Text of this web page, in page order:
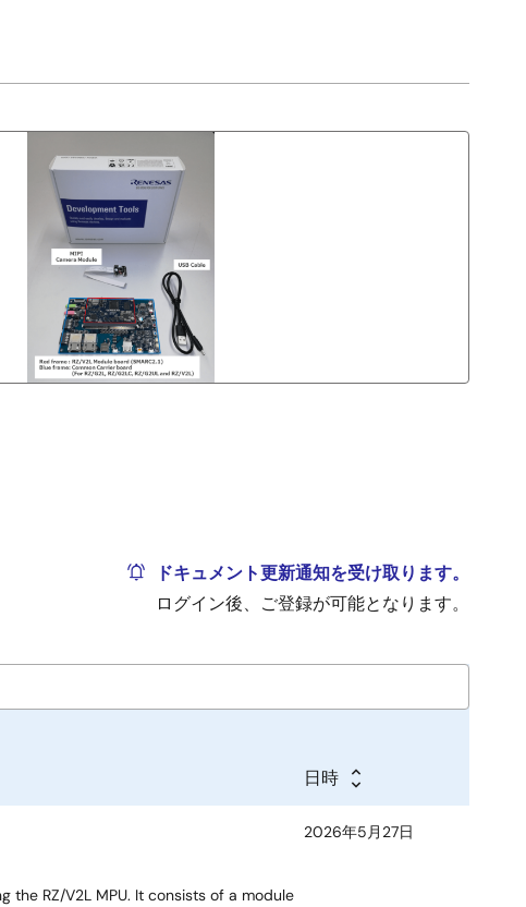
ドキュメント更新通知を受け取ります。
ログイン後、ご登録が可能となります。
日時
the RZ/V2L MPU. It consists of a module
2026年5月27日